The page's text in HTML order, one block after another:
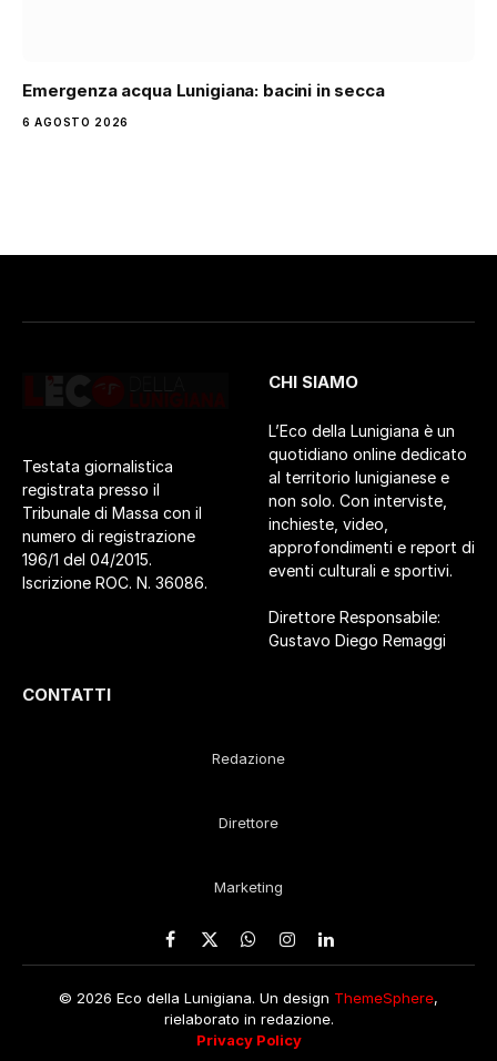
Emergenza acqua Lunigiana: bacini in secca
6 AGOSTO 2026
Testata giornalistica
registrata presso il
Tribunale di Massa con il
numero di registrazione
196/1 del 04/2015.
Iscrizione ROC. N. 36086.
CHI SIAMO
L’Eco della Lunigiana è un
quotidiano online dedicato
al territorio lunigianese e
non solo. Con interviste,
inchieste, video,
approfondimenti e report di
eventi culturali e sportivi.
Direttore Responsabile:
Gustavo Diego Remaggi
CONTATTI
Redazione
Direttore
Marketing
Facebook
X
WhatsApp
Instagram
LinkedIn
© 2026 Eco della Lunigiana. Un design ThemeSphere,
rielaborato in redazione.
Privacy Policy